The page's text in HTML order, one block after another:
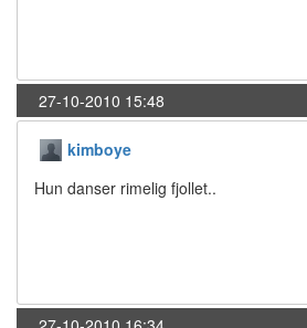
27-10-2010 15:48
kimboye
Hun danser rimelig fjollet..